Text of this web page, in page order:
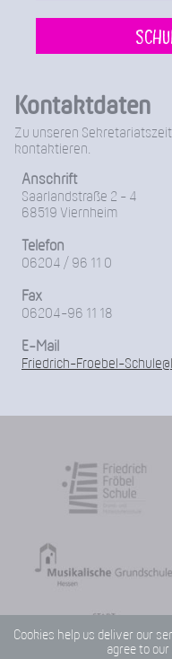
Kontaktdaten
Zu unseren
kontaktieren.
Anschrift
Saarlandstraße 2 - 4
68519 Viernheim
Telefon
06204 / 96 11 0
Fax
06204-96 11 18
E-Mail
Friedrich-Froebel-
Cookies help us deliver our
agree to